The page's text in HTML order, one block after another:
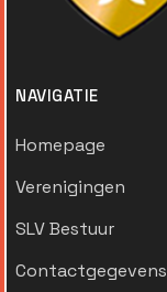
NAVIGATIE
Homepage
Verenigingen
SLV Bestuur
Contactgegevens